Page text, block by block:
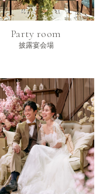
Party room
披露宴会場